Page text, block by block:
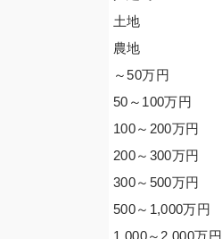
土地
農地
～50万円
50～100万円
100～200万円
200～300万円
300～500万円
500～1,000万円
1,000～2,000万円